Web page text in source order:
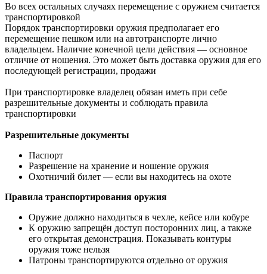
Во всех остальных случаях перемещение с оружием считается
транспортировкой
Порядок транспортировки оружия предполагает его
перемещение пешком или на автотранспорте лично
владельцем. Наличие конечной цели действия — основное
отличие от ношения. Это может быть доставка оружия для его
последующей регистрации, продажи
При транспортировке владелец обязан иметь при себе
разрешительные документы и соблюдать правила
транспортировки
Разрешительные документы
Паспорт
Разрешение на хранение и ношение оружия
Охотничий билет — если вы находитесь на охоте
Правила транспортирования оружия
Оружие должно находиться в чехле, кейсе или кобуре
К оружию запрещён доступ посторонних лиц, а также
его открытая демонстрация. Показывать контуры
оружия тоже нельзя
Патроны транспортируются отдельно от оружия